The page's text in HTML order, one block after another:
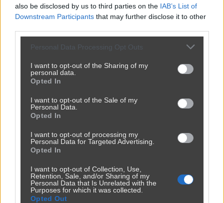
also be disclosed by us to third parties on the IAB’s List of
Downstream Participants that may further disclose it to other
Personal Data Processing Opt Outs
I want to opt-out of the Sharing of my
personal data.
Opted In
I want to opt-out of the Sale of my
Personal Data.
Opted In
I want to opt-out of processing my
Personal Data for Targeted Advertising.
Opted In
I want to opt-out of Collection, Use,
Retention, Sale, and/or Sharing of my
Personal Data that Is Unrelated with the
Purposes for which it was collected.
Opted Out
Komentarze 3
Imie *
Email *
Komentarz *
DODAJ KOMENTARZ